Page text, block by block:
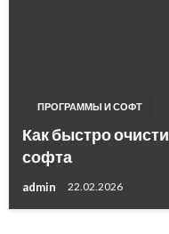
ПРОГРАММЫ И СОФТ
Как быстро
софта
admin 22.02.2026